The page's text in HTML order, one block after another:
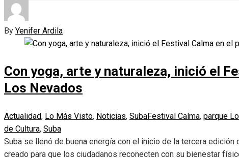
By Yenifer Ardila
Con yoga, arte y naturaleza, inició el
Los Nevados
Actualidad, Lo Más Visto, Noticias, SubaFestival Calma, parque
de Cultura, Suba
Suba se llenó de buena energía con el inicio de la tercera edición
creado para que los ciudadanos reconecten con su bienestar